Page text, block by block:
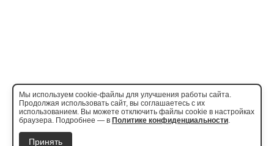
Мы используем cookie-файлы для улучшения работы сайта.
Продолжая использовать сайт, вы соглашаетесь с их
использованием. Вы можете отключить файлы cookie в настройках
браузера. Подробнее — в Политике конфиденциальности.
Принять